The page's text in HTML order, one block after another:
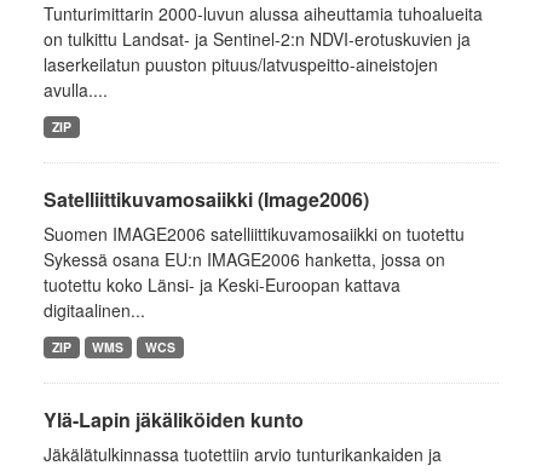
Tunturimittarin 2000-luvun alussa aiheuttamia tuhoalueita
on tulkittu Landsat- ja Sentinel-2:n NDVI-erotuskuvien ja
laserkeilatun puuston pituus/latvuspeitto-aineistojen
avulla....
ZIP
Satelliittikuvamosaiikki (Image2006)
Suomen IMAGE2006 satelliittikuvamosaiikki on tuotettu
Sykessä osana EU:n IMAGE2006 hanketta, jossa on
tuotettu koko Länsi- ja Keski-Euroopan kattava
digitaalinen...
ZIP WMS WCS
Ylä-Lapin jäkäliköiden kunto
Jäkälätulkinnassa tuotettiin arvio tunturikankaiden ja